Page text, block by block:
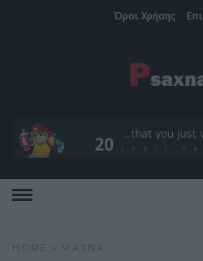
Όροι Χρήσης
HOME ΨΑΧΝΆ